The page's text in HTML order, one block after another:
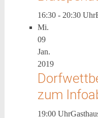
16:30 - 20:30 Uhr
Mi.
09
Jan.
2019
zum
19:00 Uhr